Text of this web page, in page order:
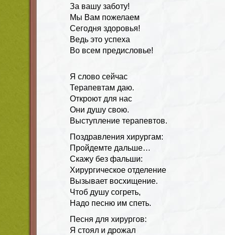
За вашу заботу!
Мы Вам пожелаем
Сегодня здоровья!
Ведь это успеха
Во всем предисловье!
Я слово сейчас
Терапевтам даю.
Откроют для нас
Они душу свою.
Выступление терапевтов.
Поздравления хирургам:
Пройдемте дальше…
Скажу без фальши:
Хирургическое отделение
Вызывает восхищение.
Чтоб душу согреть,
Надо песню им спеть.
Песня для хирургов:
Я стоял и дрожал